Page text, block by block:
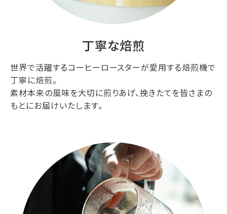
丁寧な焙煎
世界で活躍するコーヒーロースターが愛用する焙煎機で
丁寧に焙煎。
素材本来の風味を大切に煎りあげ、挽きたてを皆さまの
もとにお届けいたします。